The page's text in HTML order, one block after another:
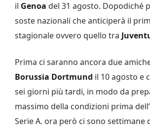
il Genoa del 31 agosto. Dopodiché
soste nazionali che anticiperà il
stagionale ovvero quello tra
Prima ci saranno ancora due
Borussia Dortmund il 10 agosto e
sei giorni più tardi, in modo da
massimo della condizioni prima
Serie A. ora però ci sono settimane